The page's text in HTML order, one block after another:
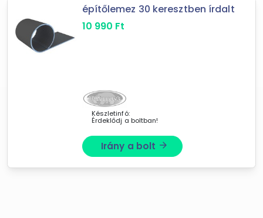
építőlemez 30 keresztben írdalt
10 990 Ft
Készletinfó:
Érdeklődj a boltban!
Irány a bolt arrow_forward